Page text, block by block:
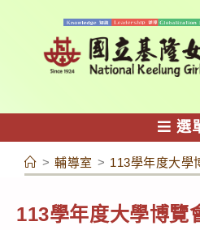
容
選
> 輔導室 > 113學年度大學
113學年度大學博覽